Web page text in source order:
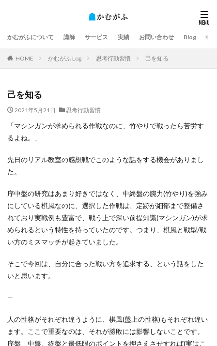
かむがふについて 講師 サービス 実績 お問い合わせ Blog
HOME かむがふ Log 思考行動習慣 己を知る
己を知る
2021年5月21日 思考行動習慣
「マシンガンが求められる作戦なのに、竹やりで戦ったら苦労す
るよね。」
先日のリアル教室の感想戦でこのような話をする機会がありまし
た。
序中盤の研究はあまり好きではなく、中終盤の腕力(竹やり)を強み
にしている棋風なのに、選択した作戦は、定跡が細部まで整備さ
れており実戦例も豊富で、戦う上で深い前提知識(マシンガン)が求
められるという特性を持っていたのです。つまり、棋風と戦型/戦
い方のミスマッチが起きていました。
そこで今回は、自分に合った戦い方を追求する、という話をした
いと思います。
—
人の性格がそれぞれ違うように、棋風(盤上の性格)もそれぞれ違い
ます。ここで重要なのは、それが勝敗には影響しないことです。
序盤、中盤、終盤と最低限のポイントを押さえさせすれば(実はこ